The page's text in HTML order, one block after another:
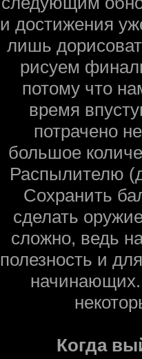
и достижения
лишь
рисуем
потому что
время
потрачено
большое
Распылителю
Сохранить
сделать
сложно, ведь
полезность и
Когда